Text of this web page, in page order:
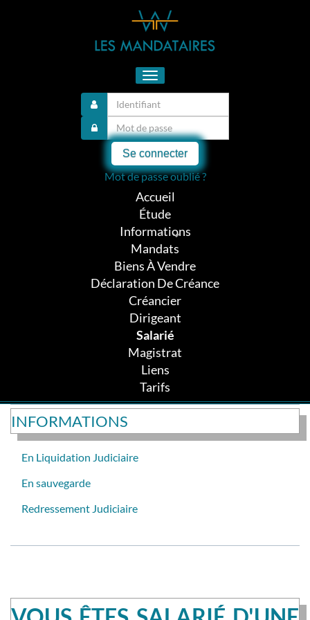
Toggle
navigation
Se connecter
Mot de passe oublié ?
Accueil
Étude
Informations
Mandats
Biens À Vendre
Déclaration De Créance
Créancier
Dirigeant
Salarié
Magistrat
Liens
Tarifs
INFORMATIONS
En Liquidation Judiciaire
En sauvegarde
Redressement Judiciaire